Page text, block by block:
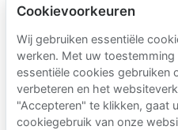
Cookievoorkeuren
Wij gebruiken essentiële
werken. Met uw
essentiële cookies gebruiken
verbeteren en het
"Accepteren" te klikken, gaat
cookiegebruik van onze